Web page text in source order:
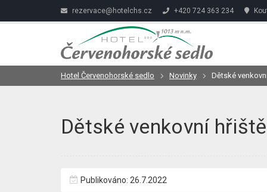
rezervace@hotelchs.cz +420 724 363 234
Hotel Červenohorské sedlo Novinky Dětské
Dětské venkovní hřiště
Publikováno: 26.7.2022